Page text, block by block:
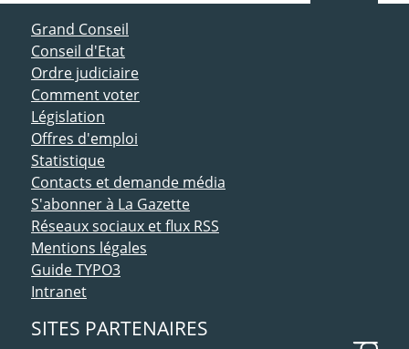
ACCÈS DIRECT
Grand Conseil
Conseil d'Etat
Ordre judiciaire
Comment voter
Législation
Offres d'emploi
Statistique
Contacts et demande média
S'abonner à La Gazette
Réseaux sociaux et flux RSS
Mentions légales
Guide TYPO3
Intranet
SITES PARTENAIRES